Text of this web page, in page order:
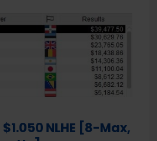
NLHE [8-Max,